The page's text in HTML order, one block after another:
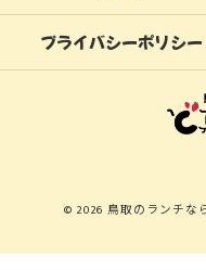
プライバシーポリシー
© 2026 鳥取のランチな